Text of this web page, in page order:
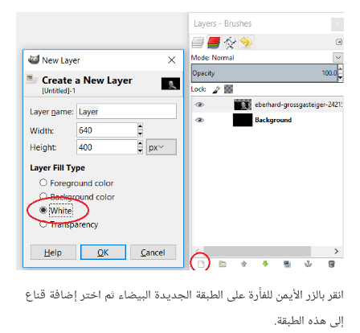
انقر بالزر الأيمن للفأرة على الطبقة الجديدة البيضاء ثم اختر إضافة قناع
إلى هذه الطبقة.